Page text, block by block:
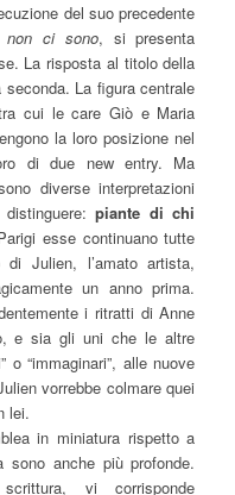
del suo precedente
non ci sono, si presenta
La risposta al titolo della
La figura centrale
cui le care Giò e Maria
la loro posizione nel
di due new entry. Ma
diverse interpretazioni
distinguere:piante di chi
esse continuano tutte
Julien, l’amato artista,
un anno prima.
i ritratti di Anne
e sia gli uni che le altre
o “immaginari”, alle nuove
vorrebbe colmare quei
lei.
in miniatura rispetto a
sono anche più profonde.
vi corrisponde